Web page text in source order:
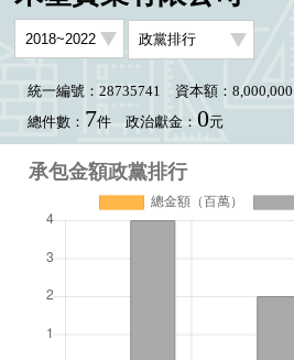
統一編號：28735741 資本額：8,000,000
總件數： 7件 政治獻金： 0元
承包金額政黨排行